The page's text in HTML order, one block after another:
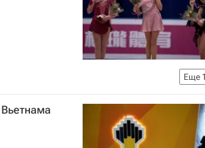
Еще
18-20 ноября 2016 года
Максим Ковтун
Юко Кавагути